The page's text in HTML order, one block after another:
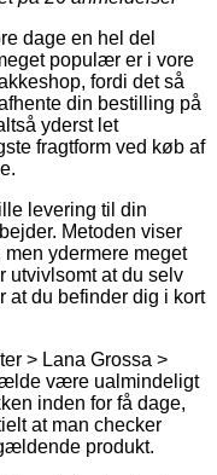
dage en hel del
populær er i vore
fordi det så
din bestilling på
yderst let
fragtform ved køb af
levering til din
Metoden viser
ydermere meget
utvivlsomt at du selv
at du befinder dig i kort
> Lana Grossa >
være ualmindeligt
inden for få dage,
at man checker
produkt.